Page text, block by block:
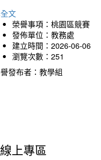
文
榮譽事項：桃園區競賽
發佈單位：教務處
建立時間：2026-06-06
瀏覽次數：251
發布者：教學組
線上專區